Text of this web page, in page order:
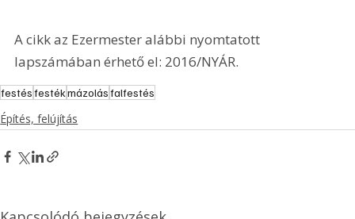
A cikk az Ezermester alábbi nyomtatott
lapszámában érhető el: 2016/NYÁR.
festésfestékmázolásfalfestés
Építés, felújítás